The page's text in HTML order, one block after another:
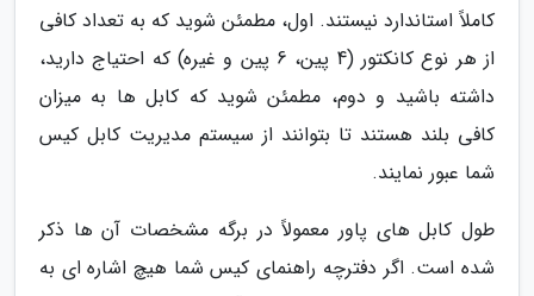
کاملاً استاندارد نیستند. اول، مطمئن شوید که به تعداد کافی
از هر نوع کانکتور (4 پین، 6 پین و غیره) که احتیاج دارید،
داشته باشید و دوم، مطمئن شوید که کابل ها به میزان
کافی بلند هستند تا بتوانند از سیستم مدیریت کابل کیس
شما عبور نمایند.
طول کابل های پاور معمولاً در برگه مشخصات آن ها ذکر
شده است. اگر دفترچه راهنمای کیس شما هیچ اشاره ای به